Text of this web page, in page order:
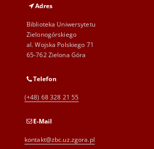
Adres
Biblioteka Uniwersytetu
Zielonogórskiego
al. Wojska Polskiego 71
65-762 Zielona Góra
Telefon
(+48) 68 328 21 55
E-Mail
kontakt@zbc.uz.zgora.pl